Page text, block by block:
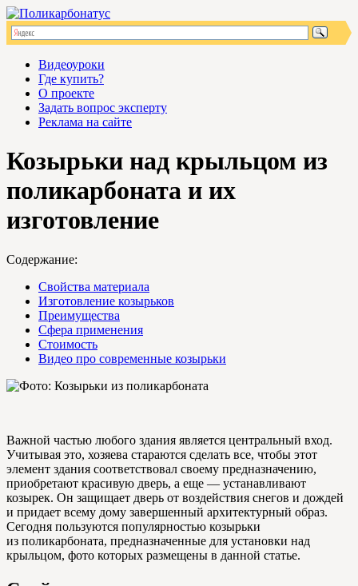
Видеоуроки
Где купить?
О проекте
Задать вопрос эксперту
Реклама на сайте
Козырьки над крыльцом из
поликарбоната и их
изготовление
Содержание:
Свойства материала
Изготовление козырьков
Преимущества
Сфера применения
Стоимость
Видео про современные козырьки
Важной частью любого здания является центральный вход.
Учитывая это, хозяева стараются сделать все, чтобы этот
элемент здания соответствовал своему предназначению,
приобретают красивую дверь, а еще — устанавливают
козырек. Он защищает дверь от воздействия снегов и дождей
и придает всему дому завершенный архитектурный образ.
Сегодня пользуются популярностью козырьки
из поликарбоната, предназначенные для установки над
крыльцом, фото которых размещены в данной статье.